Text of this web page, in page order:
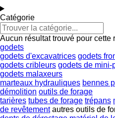
Catégorie
Aucun résultat trouvé pour cette
godets
godets d'excavatrices godets
godets cribleurs godets de mini-
godets malaxeurs
marteaux hydrauliques bennes
démolition outils de forage
tarières tubes de forage trépans
de revêtement autres outils de